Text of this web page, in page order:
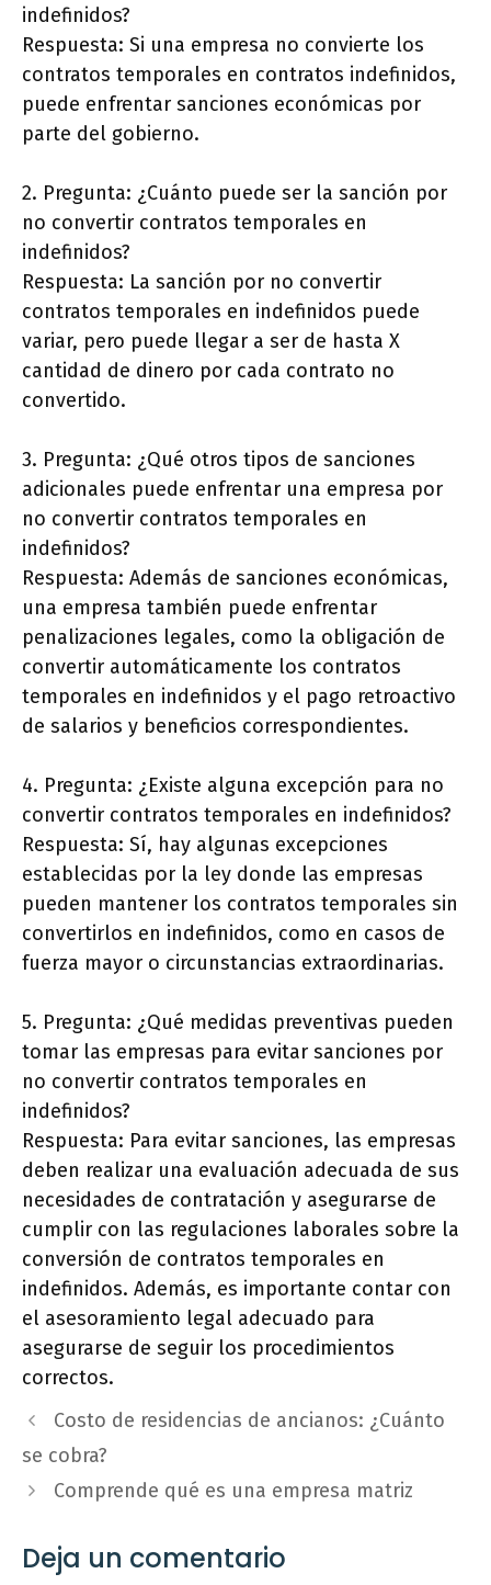
indefinidos?
Respuesta: Si una empresa no convierte los
contratos temporales en contratos indefinidos,
puede enfrentar sanciones económicas por
parte del gobierno.
2. Pregunta: ¿Cuánto puede ser la sanción por
no convertir contratos temporales en
indefinidos?
Respuesta: La sanción por no convertir
contratos temporales en indefinidos puede
variar, pero puede llegar a ser de hasta X
cantidad de dinero por cada contrato no
convertido.
3. Pregunta: ¿Qué otros tipos de sanciones
adicionales puede enfrentar una empresa por
no convertir contratos temporales en
indefinidos?
Respuesta: Además de sanciones económicas,
una empresa también puede enfrentar
penalizaciones legales, como la obligación de
convertir automáticamente los contratos
temporales en indefinidos y el pago retroactivo
de salarios y beneficios correspondientes.
4. Pregunta: ¿Existe alguna excepción para no
convertir contratos temporales en indefinidos?
Respuesta: Sí, hay algunas excepciones
establecidas por la ley donde las empresas
pueden mantener los contratos temporales sin
convertirlos en indefinidos, como en casos de
fuerza mayor o circunstancias extraordinarias.
5. Pregunta: ¿Qué medidas preventivas pueden
tomar las empresas para evitar sanciones por
no convertir contratos temporales en
indefinidos?
Respuesta: Para evitar sanciones, las empresas
deben realizar una evaluación adecuada de sus
necesidades de contratación y asegurarse de
cumplir con las regulaciones laborales sobre la
conversión de contratos temporales en
indefinidos. Además, es importante contar con
el asesoramiento legal adecuado para
asegurarse de seguir los procedimientos
correctos.
Costo de residencias de ancianos: ¿Cuánto
se cobra?
Comprende qué es una empresa matriz
Deja un comentario